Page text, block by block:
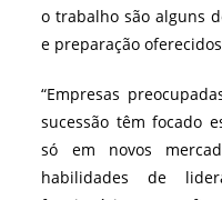
o trabalho são alguns
e preparação
“Empresas
sucessão têm focado
só em novos
habilidades de